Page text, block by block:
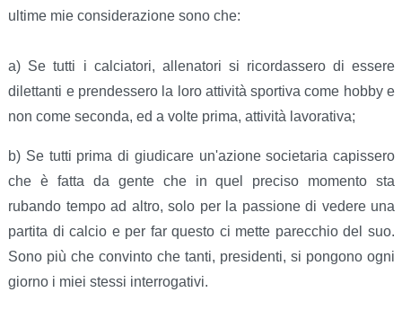
ultime mie considerazione sono che:
a) Se tutti i calciatori, allenatori si ricordassero di essere
dilettanti e prendessero la loro attività sportiva come hobby e
non come seconda, ed a volte prima, attività lavorativa;
b) Se tutti prima di giudicare un'azione societaria capissero
che è fatta da gente che in quel preciso momento sta
rubando tempo ad altro, solo per la passione di vedere una
partita di calcio e per far questo ci mette parecchio del suo.
Sono più che convinto che tanti, presidenti, si pongono ogni
giorno i miei stessi interrogativi.